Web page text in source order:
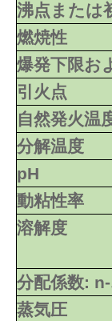
沸点または
燃焼性
爆発下限お
引火点
自然発火温
分解温度
pH
動粘性率
溶解度
分配係数:
蒸気圧